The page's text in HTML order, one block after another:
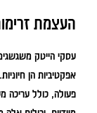
העצמת
עסקי הייטק
פעולה, כולל עריכה